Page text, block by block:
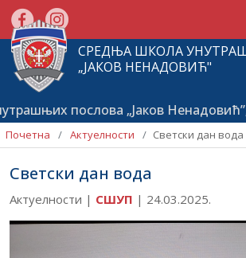
СРЕДЊА ШКОЛА
„ЈАКОВ НЕНАДОВИЋ"
послова „Јаков Ненадовић”,
Почетна Актуелности Светски дан вода
Светски дан вода
Актуелности | СШУП | 24.03.2025.